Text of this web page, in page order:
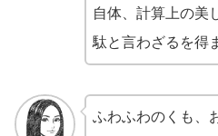
自体、計算上の美
駄と言わざるを得
ふわふわのくも、